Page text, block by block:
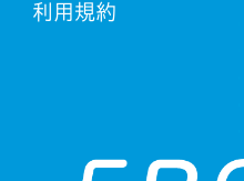
利用規約